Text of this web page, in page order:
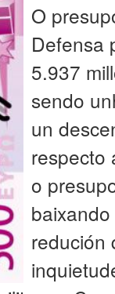
O
Defensa
5.937
sendo
un
respecto
o
redución